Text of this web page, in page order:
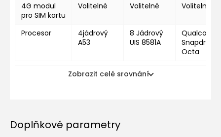
4G modul
pro SIM kartu
Volitelné Volitelné Volitelné
Procesor
4jádrový
A53
8 Jádrový
UIS 8581A
Octa
Zobrazit celé srovnání
Doplňkové parametry